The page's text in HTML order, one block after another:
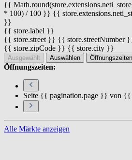
{{
* 100) / 100 }} {{
}}
{{ store.label }}
{{ store.street }} {{ store.streetNumber
{{ store.zipCode }} {{ store.city }}
Ausgewählt Auswählen Öffnungszeiten
Öffnungszeiten:
Seite {{ pagination.page }} von
Alle Märkte anzeigen